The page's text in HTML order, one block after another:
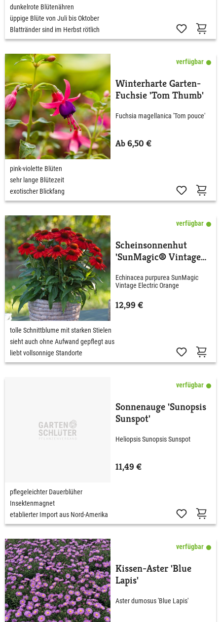
dunkelrote Blütenähren
üppige Blüte von Juli bis Oktober
Blattränder sind im Herbst rötlich
verfügbar
Winterharte Garten-
Fuchsie 'Tom Thumb'
Fuchsia magellanica 'Tom pouce'
Ab 6,50 €
pink-violette Blüten
sehr lange Blütezeit
exotischer Blickfang
verfügbar
Scheinsonnenhut
'SunMagic® Vintage
Echinacea purpurea SunMagic
Vintage Electric Orange
12,99 €
tolle Schnittblume mit starken Stielen
sieht auch ohne Aufwand gepflegt aus
liebt vollsonnige Standorte
verfügbar
Sonnenauge 'Sunopsis
Sunspot'
Heliopsis Sunopsis Sunspot
11,49 €
pflegeleichter Dauerblüher
Insektenmagnet
etablierter Import aus Nord-Amerika
verfügbar
Kissen-Aster 'Blue
Lapis'
Aster dumosus 'Blue Lapis'